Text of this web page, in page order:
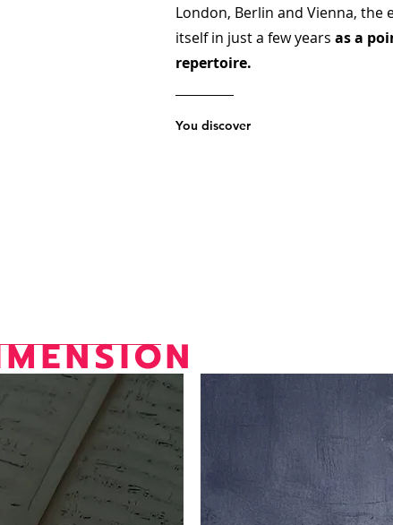
London, Berlin and Vienna, the
itself in just a few years as a
repertoire.
You discover